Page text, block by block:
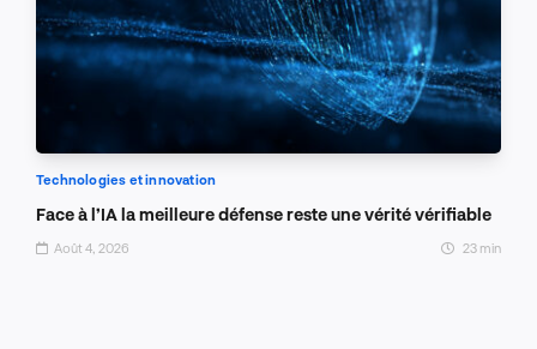
Technologies et innovation
Face à l’IA la meilleure défense reste une vérité vérifiable
Août 4, 2026 23 min